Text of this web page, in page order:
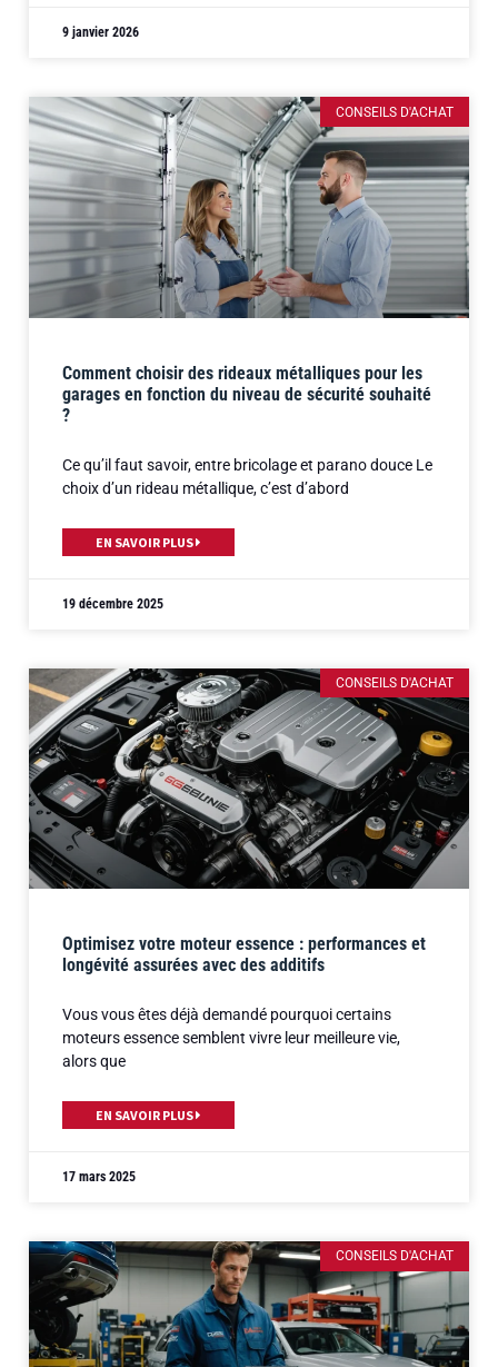
9 janvier 2026
CONSEILS D'ACHAT
Comment choisir des rideaux métalliques pour les
garages en fonction du niveau de sécurité souhaité
?
Ce qu’il faut savoir, entre bricolage et parano douce Le
choix d’un rideau métallique, c’est d’abord
EN SAVOIR PLUS
19 décembre 2025
CONSEILS D'ACHAT
Optimisez votre moteur essence : performances et
longévité assurées avec des additifs
Vous vous êtes déjà demandé pourquoi certains
moteurs essence semblent vivre leur meilleure vie,
alors que
EN SAVOIR PLUS
17 mars 2025
CONSEILS D'ACHAT